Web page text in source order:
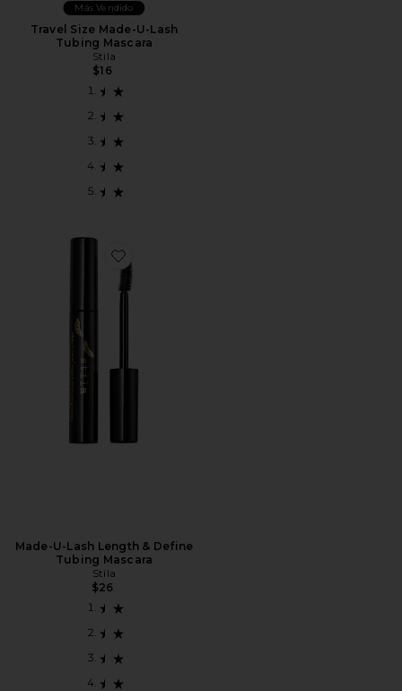
Más Vendido
Travel Size Made-U-Lash
Tubing Mascara
Stila
$16
Favorite Made-U-Lash Length & Define Tubing
Made-U-Lash Length & Define
Tubing Mascara
Stila
$26